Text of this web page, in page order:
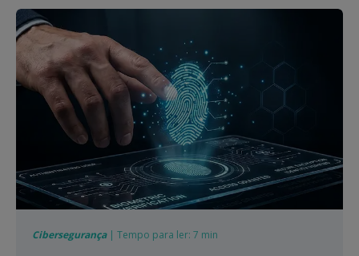
Cibersegurança| Tempo para ler: 7 min